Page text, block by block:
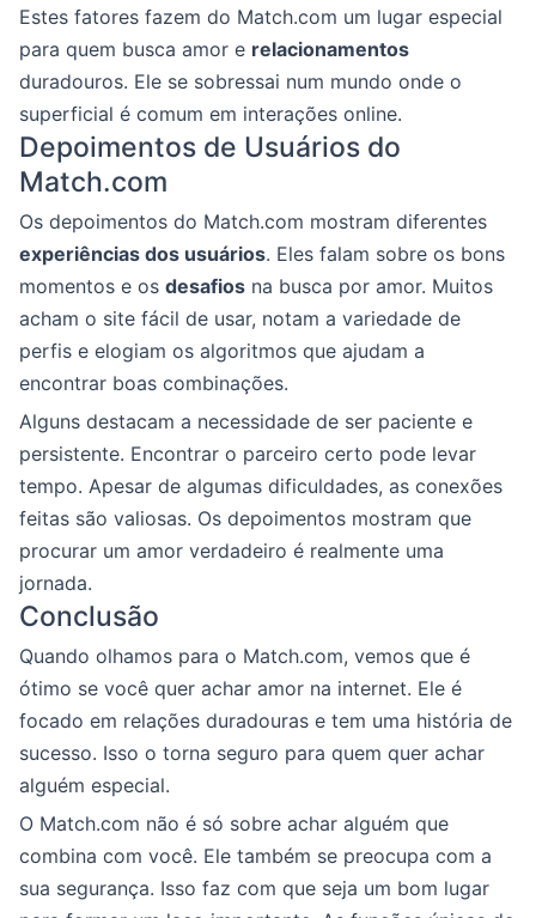
Estes fatores fazem do Match.com um lugar especial
para quem busca amor e relacionamentos
duradouros. Ele se sobressai num mundo onde o
superficial é comum em interações online.
Depoimentos de Usuários do
Match.com
Os depoimentos do Match.com mostram diferentes
experiências dos usuários. Eles falam sobre os bons
momentos e os desafios na busca por amor. Muitos
acham o site fácil de usar, notam a variedade de
perfis e elogiam os algoritmos que ajudam a
encontrar boas combinações.
Alguns destacam a necessidade de ser paciente e
persistente. Encontrar o parceiro certo pode levar
tempo. Apesar de algumas dificuldades, as conexões
feitas são valiosas. Os depoimentos mostram que
procurar um amor verdadeiro é realmente uma
jornada.
Conclusão
Quando olhamos para o Match.com, vemos que é
ótimo se você quer achar amor na internet. Ele é
focado em relações duradouras e tem uma história de
sucesso. Isso o torna seguro para quem quer achar
alguém especial.
O Match.com não é só sobre achar alguém que
combina com você. Ele também se preocupa com a
sua segurança. Isso faz com que seja um bom lugar